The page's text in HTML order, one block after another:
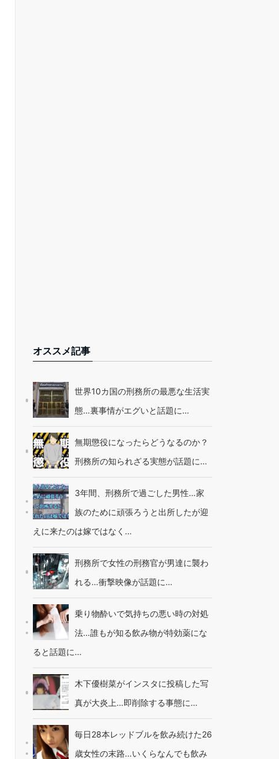
オススメ記事
世界10カ国の刑務所の最悪な生活実
態…裏事情がエグいと話題に…
無期懲役になったらどうなるのか？
刑務所の知られざる実態が話題に…
3年間、刑務所で過ごした男性…家
族のために頑張ろうと出所したが迎
えに来たのは嫁ではなく…
刑務所で女性の刑務官が男達に襲わ
れる…衝撃映像が話題に…
乗り物酔いで気持ちの悪い時の対処
法…誰もが知る飲み物が特効薬にな
ると話題に…
木下優樹菜がインスタに投稿した写
真が大炎上…即削除する事態に…
毎日28本レッドブルを飲み続けた26
歳女性の末路…いくらなんでも飲み